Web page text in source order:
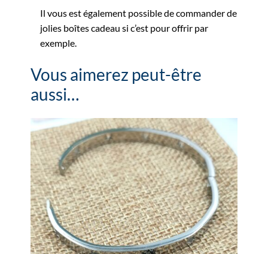
Il vous est également possible de commander de
jolies boîtes cadeau si c’est pour offrir par
exemple.
Vous aimerez peut-être
aussi…